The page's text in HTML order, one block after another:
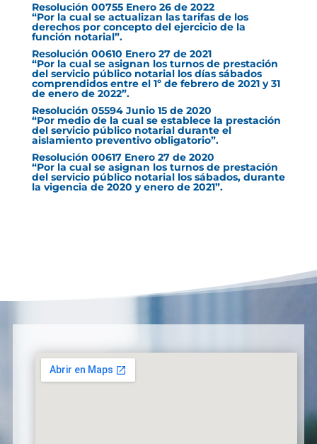
Resolución 00755 Enero 26 de 2022
“Por la cual se actualizan las tarifas de los
derechos por concepto del ejercicio de la
función notarial”.
Resolución 00610 Enero 27 de 2021
“Por la cual se asignan los turnos de prestación
del servicio público notarial los días sábados
comprendidos entre el 1º de febrero de 2021 y 31
de enero de 2022”.
Resolución 05594 Junio 15 de 2020
“Por medio de la cual se establece la prestación
del servicio público notarial durante el
aislamiento preventivo obligatorio”.
Resolución 00617 Enero 27 de 2020
“Por la cual se asignan los turnos de prestación
del servicio público notarial los sábados, durante
la vigencia de 2020 y enero de 2021”.